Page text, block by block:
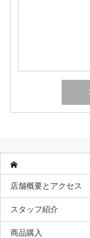
店舗概要とアクセス
スタッフ紹介
商品購入